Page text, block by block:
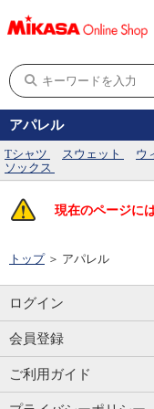
アパレル
Tシャツ スウェット ウ
ソックス
現在のページに
トップ ＞ アパレル
ログイン
会員登録
ご利用ガイド